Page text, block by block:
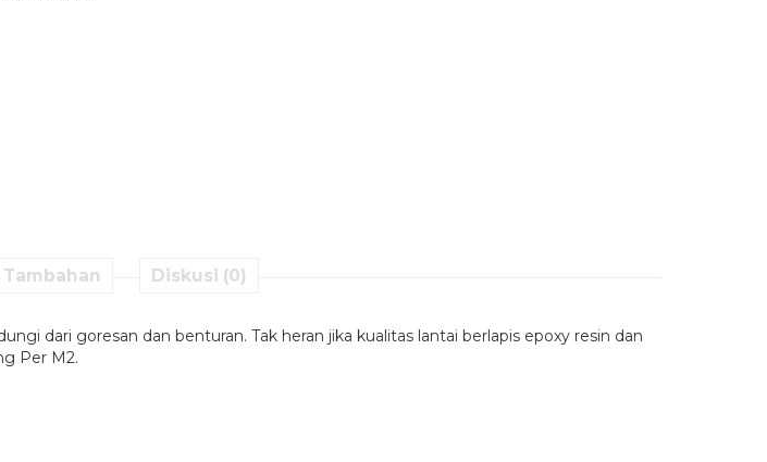
Diskusi (0)
dari goresan dan benturan. Tak heran jika kualitas lantai berlapis epoxy resin dan
Per M2.